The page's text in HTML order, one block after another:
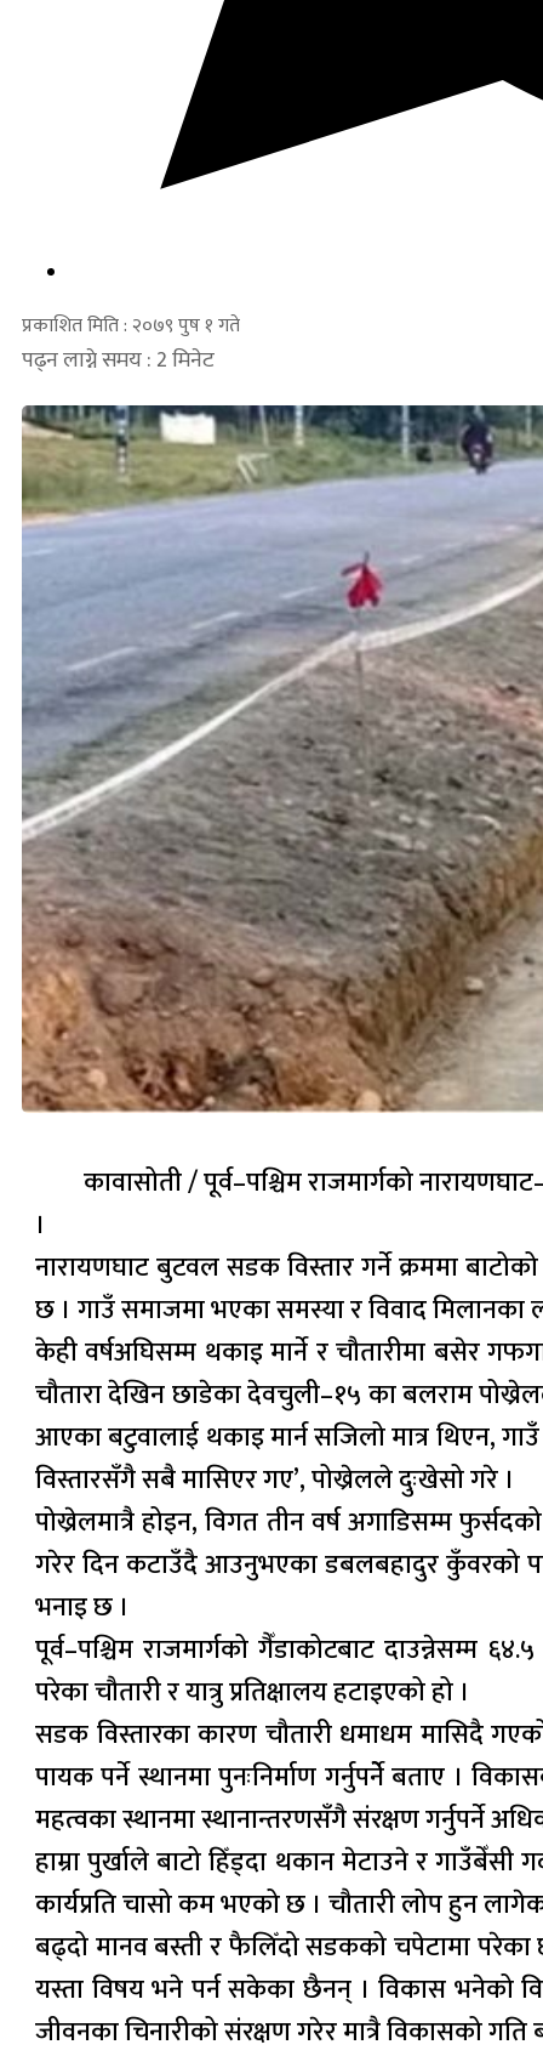
प्रकाशित मिति : २०७९ पुष १ गते
पढ्न लाग्ने समय : 2 मिनेट
कावासोती / पूर्व–पश्चिम राजमार्गको
।
नारायणघाट बुटवल सडक विस्तार गर्ने क्रममा बाटोको
छ । गाउँ समाजमा भएका समस्या र विवाद
केही वर्षअघिसम्म थकाइ मार्ने र चौतारीमा बसेर
चौतारा देखिन छाडेका देवचुली–१५ का बलराम
आएका बटुवालाई थकाइ मार्न सजिलो मात्र थिएन,
विस्तारसँगै सबै मासिएर गए’, पोख्रेलले दुःखेसो गरे ।
पोख्रेलमात्रै होइन, विगत तीन वर्ष अगाडिसम्म
गरेर दिन कटाउँदै आउनुभएका डबलबहादुर कुँवरको
भनाइ छ ।
पूर्व–पश्चिम राजमार्गको गैँडाकोटबाट दाउन्नेसम्म
परेका चौतारी र यात्रु प्रतिक्षालय हटाइएको हो ।
सडक विस्तारका कारण चौतारी धमाधम मासिदै गएको
पायक पर्ने स्थानमा पुनःनिर्माण गर्नुपर्नेे बताए ।
महत्वका स्थानमा स्थानान्तरणसँगै संरक्षण गर्नुपर्ने
हाम्रा पुर्खाले बाटो हिँड्दा थकान मेटाउने र गाउँबेँसी
कार्यप्रति चासो कम भएको छ । चौतारी लोप हुन
बढ्दो मानव बस्ती र फैलिँदो सडकको चपेटामा परेका
यस्ता विषय भने पर्न सकेका छैनन् । विकास भनेको
जीवनका चिनारीको संरक्षण गरेर मात्रै विकासको